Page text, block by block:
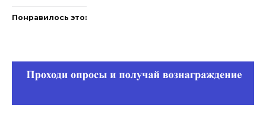
Понравилось это: